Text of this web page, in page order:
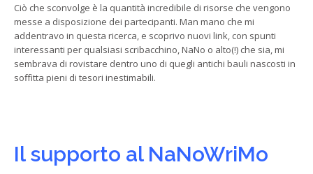
Ciò che sconvolge è la quantità incredibile di risorse che vengono
messe a disposizione dei partecipanti. Man mano che mi
addentravo in questa ricerca, e scoprivo nuovi link, con spunti
interessanti per qualsiasi scribacchino, NaNo o alto(!) che sia, mi
sembrava di rovistare dentro uno di quegli antichi bauli nascosti in
soffitta pieni di tesori inestimabili.
Il supporto al NaNoWriMo